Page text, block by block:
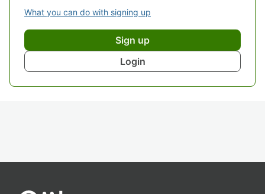
What you can do with signing up
Sign up
Login